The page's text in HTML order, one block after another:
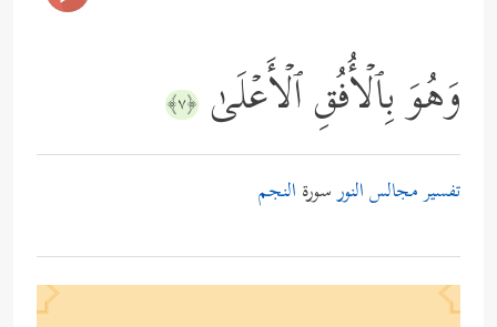
وَهُوَ بِٱلۡأُفُقِ ٱلۡأَعۡلَىٰ ﴿٧﴾
تفسير مجالس النورسورة النجم